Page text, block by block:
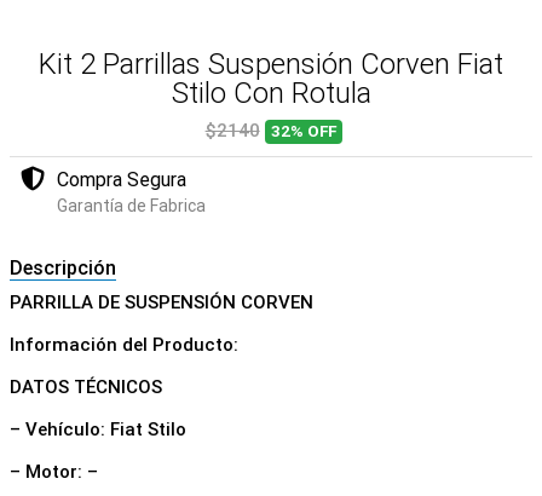
Kit 2 Parrillas Suspensión Corven Fiat
Stilo Con Rotula
$2140 32% OFF
Compra Segura
Garantía de Fabrica
Descripción
PARRILLA DE SUSPENSIÓN CORVEN
Información del Producto:
DATOS TÉCNICOS
– Vehículo: Fiat Stilo
– Motor: –